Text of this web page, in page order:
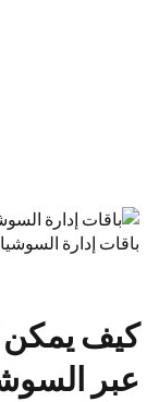
باقات إدارة
كيف يمكن
عبر